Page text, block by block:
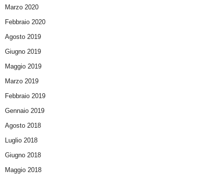
Marzo 2020
Febbraio 2020
Agosto 2019
Giugno 2019
Maggio 2019
Marzo 2019
Febbraio 2019
Gennaio 2019
Agosto 2018
Luglio 2018
Giugno 2018
Maggio 2018